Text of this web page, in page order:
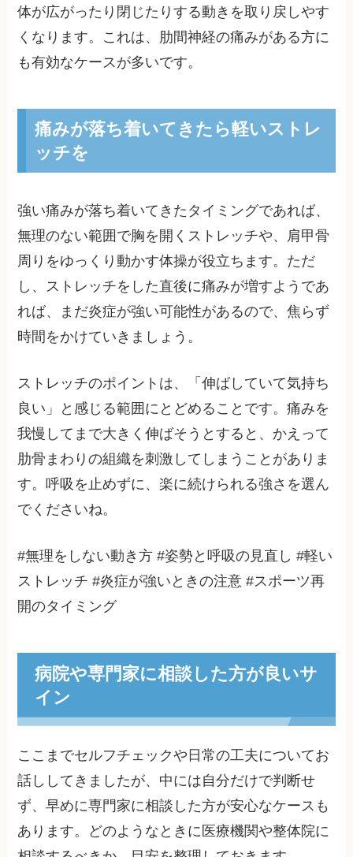
体が広がったり閉じたりする動きを取り戻しやす
くなります。これは、肋間神経の痛みがある方に
も有効なケースが多いです。
痛みが落ち着いてきたら軽いストレ
ッチを
強い痛みが落ち着いてきたタイミングであれば、
無理のない範囲で胸を開くストレッチや、肩甲骨
周りをゆっくり動かす体操が役立ちます。ただ
し、ストレッチをした直後に痛みが増すようであ
れば、まだ炎症が強い可能性があるので、焦らず
時間をかけていきましょう。
ストレッチのポイントは、「伸ばしていて気持ち
良い」と感じる範囲にとどめることです。痛みを
我慢してまで大きく伸ばそうとすると、かえって
肋骨まわりの組織を刺激してしまうことがありま
す。呼吸を止めずに、楽に続けられる強さを選ん
でくださいね。
#無理をしない動き方 #姿勢と呼吸の見直し #軽い
ストレッチ #炎症が強いときの注意 #スポーツ再
開のタイミング
病院や専門家に相談した方が良いサ
イン
ここまでセルフチェックや日常の工夫についてお
話ししてきましたが、中には自分だけで判断せ
ず、早めに専門家に相談した方が安心なケースも
あります。どのようなときに医療機関や整体院に